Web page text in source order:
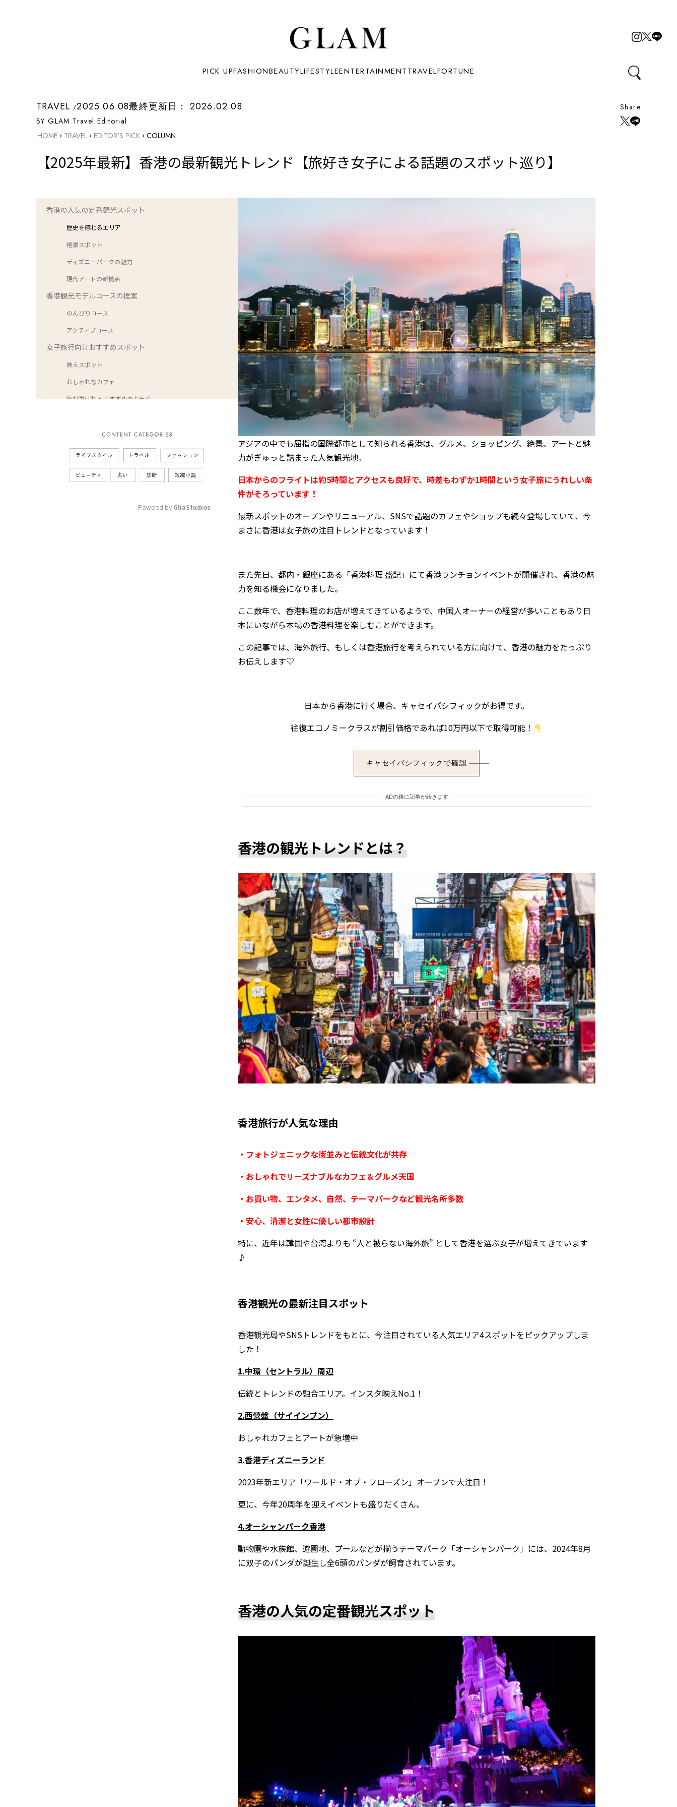
PICK UPFASHIONBEAUTYLIFESTYLEENTERTAINMENTTRAVELFORTUNE
TRAVEL 2025.06.08最終更新日： 2026.02.08
BY GLAM Travel Editorial
Share
HOME › TRAVEL › EDITOR'S PICK › COLUMN
【2025年最新】香港の最新観光トレンド【旅好き女子による話題のスポット巡り】
INDEX
香港の観光トレンドとは？
香港の人気の定番観光スポット
歴史を感じるエリア
絶景スポット
ディズニーパークの魅力
現代アートの新拠点
香港観光モデルコースの提案
のんびりコース
アクティブコース
女子旅行向けおすすめスポット
映えスポット
おしゃれなカフェ
絶対喜ばれるおすすめのお土産
旅行の最適な時期
イベント情報
Powered by GliaStudios
アジアの中でも屈指の国際都市として知られる香港は、グルメ、ショッピング、絶景、アートと魅
力がぎゅっと詰まった人気観光地。
日本からのフライトは約5時間とアクセスも良好で、時差もわずか1時間という女子旅にうれしい条
件がそろっています！
最新スポットのオープンやリニューアル、SNSで話題のカフェやショップも続々登場していて、今
まさに香港は女子旅の注目トレンドとなっています！
また先日、都内・銀座にある「香港料理 盛記」にて香港ランチョンイベントが開催され、香港の魅
力を知る機会になりました。
ここ数年で、香港料理のお店が増えてきているようで、中国人オーナーの経営が多いこともあり日
本にいながら本場の香港料理を楽しむことができます。
この記事では、海外旅行、もしくは香港旅行を考えられている方に向けて、香港の魅力をたっぷり
お伝えします♡
日本から香港に行く場合、 キャセイパシフィックがお得です。
往復エコノミークラスが割引価格であれば10万円以下で取得可能！
キャセイパシフィックで確認
ADの後に記事が続きます
香港の観光トレンドとは？
香港旅行が人気な理由
・フォトジェニックな街並みと伝統文化が共存
・おしゃれでリーズナブルなカフェ＆グルメ天国
・お買い物、エンタメ、自然、テーマパークなど観光名所多数
・安心、清潔と女性に優しい都市設計
特に、近年は韓国や台湾よりも “人と被らない海外旅” として香港を選ぶ女子が増えてきています
♪
香港観光の最新注目スポット
香港観光局やSNSトレンドをもとに、今注目されている人気エリア4スポットをピックアップしま
した！
1.中環（セントラル）周辺
伝統とトレンドの融合エリア。インスタ映えNo.1！
2.西營盤（サイインプン）
おしゃれカフェとアートが急増中
3.香港ディズニーランド
2023年新エリア「ワールド・オブ・フローズン」オープンで大注目！
更に、今年20周年を迎えイベントも盛りだくさん。
4.オーシャンパーク香港
動物園や水族館、遊園地、プールなどが揃うテーマパーク「オーシャンパーク」には、2024年8月
に双子のパンダが誕生し全6頭のパンダが飼育されています。
香港の人気の定番観光スポット